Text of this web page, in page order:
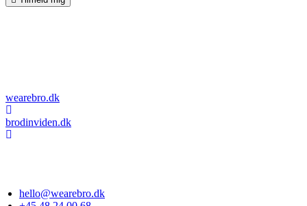
wearebro.dk
brodinviden.dk
hello@wearebro.dk